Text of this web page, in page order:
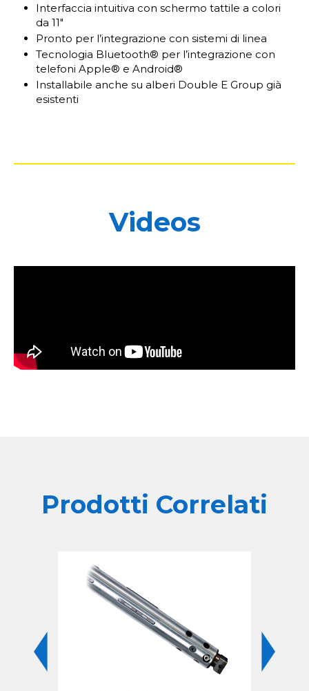
Interfaccia intuitiva con schermo tattile a colori
da 11"
Pronto per l’integrazione con sistemi di linea
Tecnologia Bluetooth® per l’integrazione con
telefoni Apple® e Android®
Installabile anche su alberi Double E Group già
esistenti
Videos
Prodotti Correlati